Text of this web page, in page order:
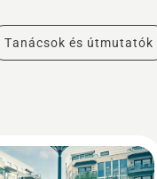
Tanácsok és útmutatók